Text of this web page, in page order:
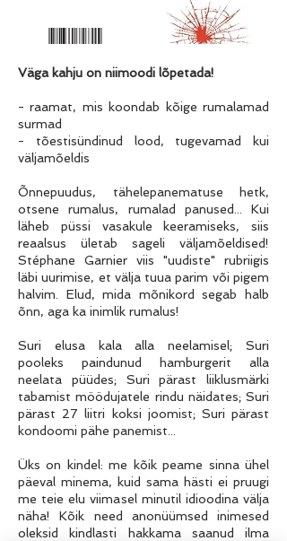
Väga kahju on niimoodi lõpetada!
- raamat, mis koondab kõige rumalamad
surmad
- tõestisündinud lood, tugevamad kui
väljamõeldis
Õnnepuudus, tähelepanematuse hetk,
otsene rumalus, rumalad panused... Kui
läheb püssi vasakule keeramiseks, siis
reaalsus ületab sageli väljamõeldised!
Stéphane Garnier viis "uudiste" rubriigis
läbi uurimise, et välja tuua parim või pigem
halvim. Elud, mida mõnikord segab halb
õnn, aga ka inimlik rumalus!
Suri elusa kala alla neelamisel; Suri
pooleks paindunud hamburgerit alla
neelata püüdes; Suri pärast liiklusmärki
tabamist möödujatele rindu näidates; Suri
pärast 27 liitri koksi joomist; Suri pärast
kondoomi pähe panemist...
Üks on kindel: me kõik peame sinna ühel
päeval minema, kuid sama hästi ei pruugi
me teie elu viimasel minutil idioodina välja
näha! Kõik need anonüümsed inimesed
oleksid kindlasti hakkama saanud ilma